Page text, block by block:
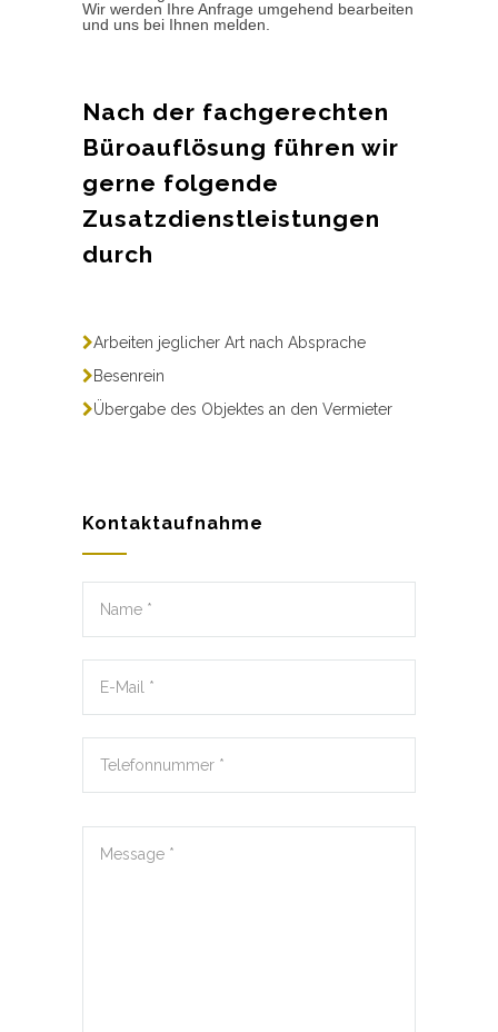
Wir werden Ihre Anfrage umgehend bearbeiten
und uns bei Ihnen melden.
Nach der fachgerechten
Büroauflösung führen wir
gerne folgende
Zusatzdienstleistungen
durch
Arbeiten jeglicher Art nach Absprache
Besenrein
Übergabe des Objektes an den Vermieter
Kontaktaufnahme